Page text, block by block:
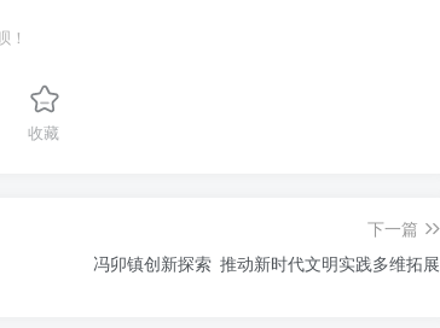
！
收藏
下一篇
​冯卯镇创新探索 推动新时代文明实践多维拓展